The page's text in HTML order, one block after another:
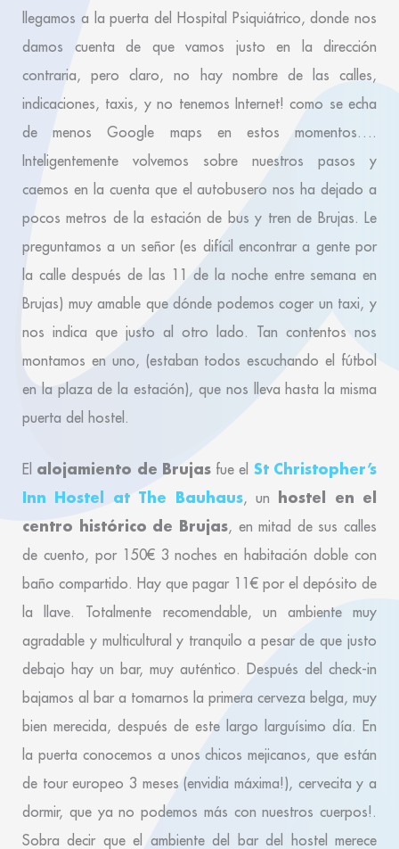
llegamos a la puerta del Hospital Psiquiátrico, donde nos
damos cuenta de que vamos justo en la dirección
contraria, pero claro, no hay nombre de las calles,
indicaciones, taxis, y no tenemos Internet! como se echa
de menos Google maps en estos momentos….
Inteligentemente volvemos sobre nuestros pasos y
caemos en la cuenta que el autobusero nos ha dejado a
pocos metros de la estación de bus y tren de Brujas. Le
preguntamos a un señor (es difícil encontrar a gente por
la calle después de las 11 de la noche entre semana en
Brujas) muy amable que dónde podemos coger un taxi, y
nos indica que justo al otro lado. Tan contentos nos
montamos en uno, (estaban todos escuchando el fútbol
en la plaza de la estación), que nos lleva hasta la misma
puerta del hostel.
El alojamiento de Brujasfue el St Christopher’s
Inn Hostel at The Bauhaus, un hostel en el
centro histórico de Brujas, en mitad de sus calles
de cuento, por 150€ 3 noches en habitación doble con
baño compartido. Hay que pagar 11€ por el depósito de
la llave. Totalmente recomendable, un ambiente muy
agradable y multicultural y tranquilo a pesar de que justo
debajo hay un bar, muy auténtico. Después del check-in
bajamos al bar a tomarnos la primera cerveza belga, muy
bien merecida, después de este largo larguísimo día. En
la puerta conocemos a unos chicos mejicanos, que están
de tour europeo 3 meses (envidia máxima!), cervecita y a
dormir, que ya no podemos más con nuestros cuerpos!.
Sobra decir que el ambiente del bar del hostel merece